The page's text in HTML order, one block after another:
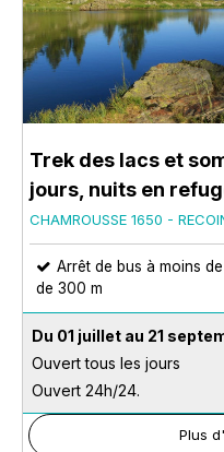
Trek des lacs et
jours, nuits en
CHAMROUSSE 1650 -
Arrêt de bus à moins
de 300 m
Du 01 juillet au 21
Ouvert tous les jours
Ouvert 24h/24.
Plus